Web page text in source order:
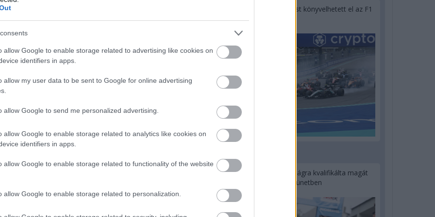
allow Google to enable storage related to advertising like cookies on
identifiers in apps.
allow my user data to be sent to Google for online advertising
allow Google to send me personalized advertising.
allow Google to enable storage related to analytics like cookies on
identifiers in apps.
allow Google to enable storage related to functionality of the website
allow Google to enable storage related to personalization.
a versenyből: az Aston Martin közlése szerint víznyomás-
de amúgy Leclerc sincs messze tőle. Hátrébb
helyen ezzel.
Piastri előtt, aki mögött másodpercre Hamilton, tőle fél
még nyitott, de egyelőre nem könnyű előzni az
gyorsan esett rá hirtelen Bearman Colapintóra...
into the barriers at Spoon
állapotáról: 50G-s volt a becsapódás, a
Óriási bevétel-visszaesést könyvelhetett el az F1
a második negyedévben
Kerékpáros világbajnokságra kvalifikálta magát
Bottas az F1-es nyári szünetben